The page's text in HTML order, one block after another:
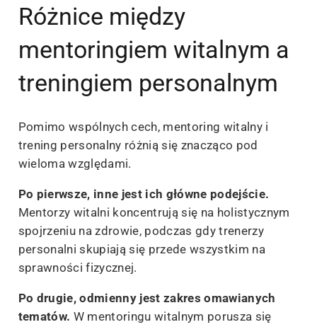
Różnice między
mentoringiem witalnym a
treningiem personalnym
Pomimo wspólnych cech, mentoring witalny i
trening personalny różnią się znacząco pod
wieloma względami.
Po pierwsze, inne jest ich główne podejście.
Mentorzy witalni koncentrują się na holistycznym
spojrzeniu na zdrowie, podczas gdy trenerzy
personalni skupiają się przede wszystkim na
sprawności fizycznej.
Po drugie, odmienny jest zakres omawianych
tematów. W mentoringu witalnym porusza się